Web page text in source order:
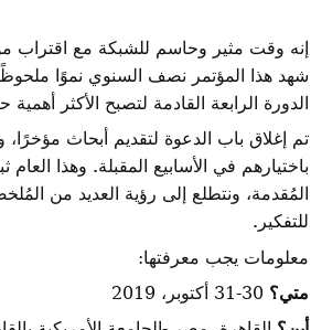
شهد هذا المؤتمر نصف السنوي نموًا
الدورة الرابعة القادمة لتصبح الأكثر أهمية
تم إغلاق باب الدعوة لتقديم أبحاث
باختيارهم في الأسابيع المقبلة. وهذا
المُقدمة، ونتطلع إلى رؤية العديد من
للتفكير.
معلومات يجب معرفتها:
متي؟